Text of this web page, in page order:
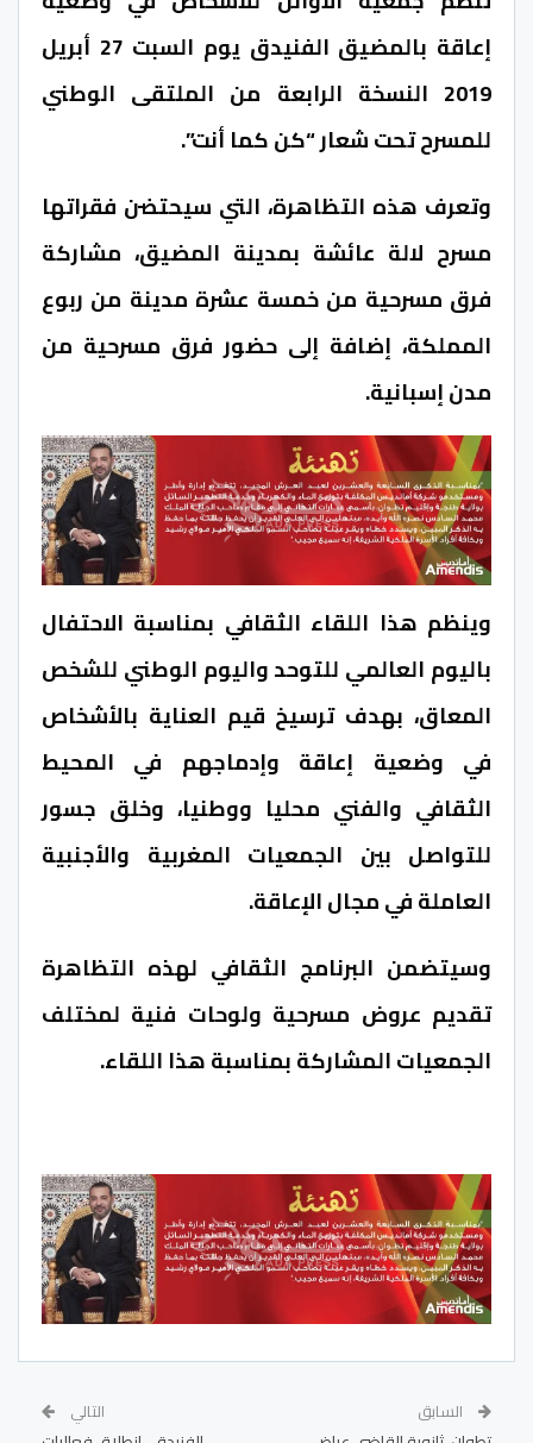
إعاقة بالمضيق الفنيدق يوم السبت 27 أبريل
2019 النسخة الرابعة من الملتقى الوطني
للمسرح تحت شعار “كن كما أنت”.
وتعرف هذه التظاهرة، التي سيحتضن فقراتها
مسرح لالة عائشة بمدينة المضيق، مشاركة
فرق مسرحية من خمسة عشرة مدينة من ربوع
المملكة، إضافة إلى حضور فرق مسرحية من
مدن إسبانية.
وينظم هذا اللقاء الثقافي بمناسبة الاحتفال
باليوم العالمي للتوحد واليوم الوطني للشخص
المعاق، بهدف ترسيخ قيم العناية بالأشخاص
في وضعية إعاقة وإدماجهم في المحيط
الثقافي والفني محليا ووطنيا، وخلق جسور
للتواصل بين الجمعيات المغربية والأجنبية
العاملة في مجال الإعاقة.
وسيتضمن البرنامج الثقافي لهذه التظاهرة
تقديم عروض مسرحية ولوحات فنية لمختلف
الجمعيات المشاركة بمناسبة هذا اللقاء.
السابق التالي